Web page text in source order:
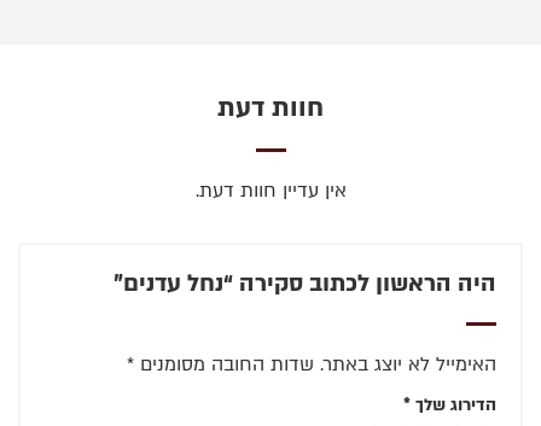
חוות דעת
אין עדיין חוות דעת.
היה הראשון לכתוב סקירה “נחל עדנים”
האימייל לא יוצג באתר. שדות החובה מסומנים *
הדירוג שלך *